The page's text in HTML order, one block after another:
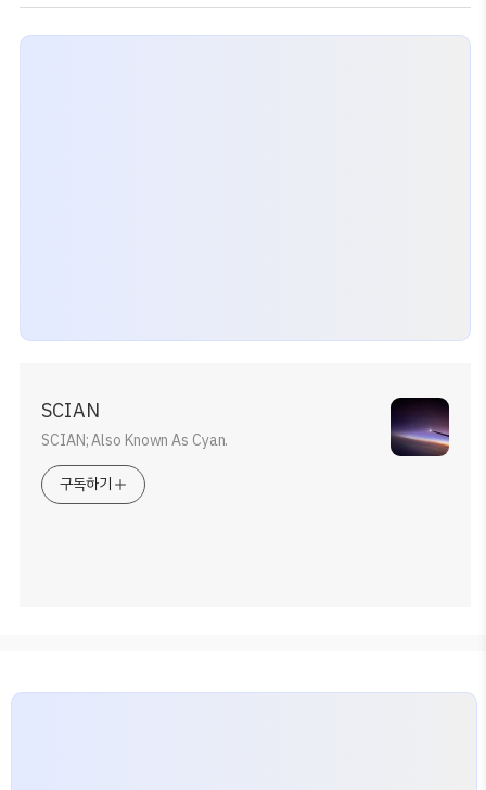
SCIAN
SCIAN; Also Known As Cyan.
구독하기